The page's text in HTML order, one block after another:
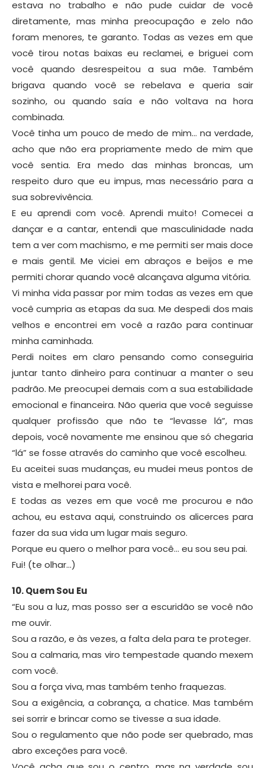
estava no trabalho e não pude cuidar de você
diretamente, mas minha preocupação e zelo não
foram menores, te garanto. Todas as vezes em que
você tirou notas baixas eu reclamei, e briguei com
você quando desrespeitou a sua mãe. Também
brigava quando você se rebelava e queria sair
sozinho, ou quando saía e não voltava na hora
combinada.
Você tinha um pouco de medo de mim… na verdade,
acho que não era propriamente medo de mim que
você sentia. Era medo das minhas broncas, um
respeito duro que eu impus, mas necessário para a
sua sobrevivência.
E eu aprendi com você. Aprendi muito! Comecei a
dançar e a cantar, entendi que masculinidade nada
tem a ver com machismo, e me permiti ser mais doce
e mais gentil. Me viciei em abraços e beijos e me
permiti chorar quando você alcançava alguma vitória.
Vi minha vida passar por mim todas as vezes em que
você cumpria as etapas da sua. Me despedi dos mais
velhos e encontrei em você a razão para continuar
minha caminhada.
Perdi noites em claro pensando como conseguiria
juntar tanto dinheiro para continuar a manter o seu
padrão. Me preocupei demais com a sua estabilidade
emocional e financeira. Não queria que você seguisse
qualquer profissão que não te “levasse lá”, mas
depois, você novamente me ensinou que só chegaria
“lá” se fosse através do caminho que você escolheu.
Eu aceitei suas mudanças, eu mudei meus pontos de
vista e melhorei para você.
E todas as vezes em que você me procurou e não
achou, eu estava aqui, construindo os alicerces para
fazer da sua vida um lugar mais seguro.
Porque eu quero o melhor para você… eu sou seu pai.
Fui! (te olhar…)
10. Quem Sou Eu
“Eu sou a luz, mas posso ser a escuridão se você não
me ouvir.
Sou a razão, e às vezes, a falta dela para te proteger.
Sou a calmaria, mas viro tempestade quando mexem
com você.
Sou a força viva, mas também tenho fraquezas.
Sou a exigência, a cobrança, a chatice. Mas também
sei sorrir e brincar como se tivesse a sua idade.
Sou o regulamento que não pode ser quebrado, mas
abro exceções para você.